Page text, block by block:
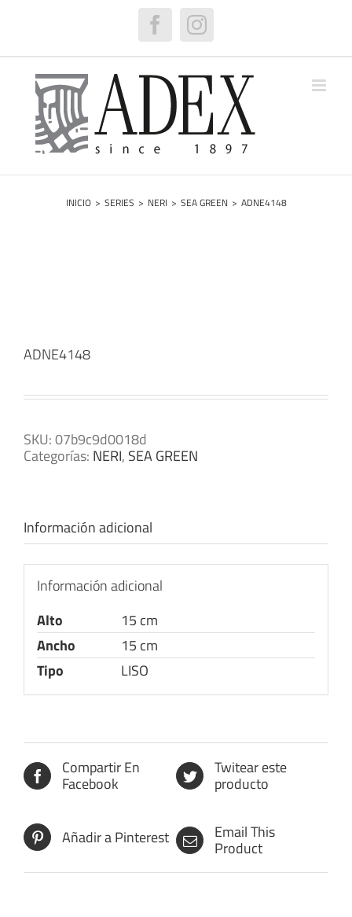
FacebookInstagram
INICIO > SERIES > NERI > SEA GREEN > ADNE4148
ADNE4148
SKU:07b9c9d0018d
Categorías: NERI, SEA GREEN
Información adicional
Información adicional
Alto
15 cm
Ancho
15 cm
Tipo
LISO
Compartir En
Facebook
Twitear este
producto
Añadir a Pinterest Email This
Product